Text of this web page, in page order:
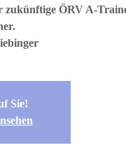
zukünftige ÖRV A-
Sie!